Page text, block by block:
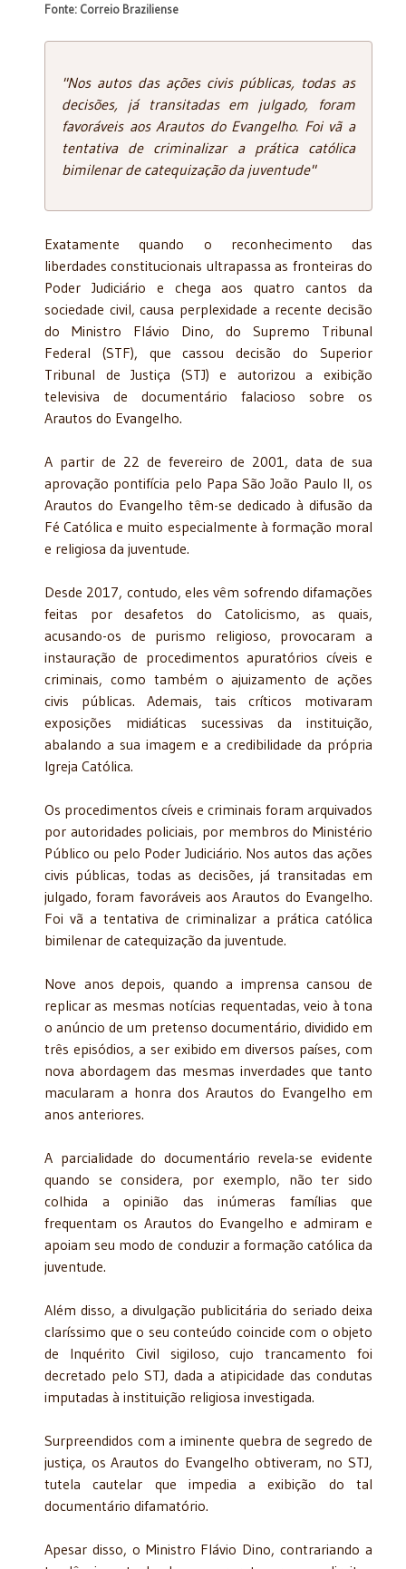
Fonte: Correio Braziliense
"Nos autos das ações civis públicas, todas as
decisões, já transitadas em julgado, foram
favoráveis aos Arautos do Evangelho. Foi vã a
tentativa de criminalizar a prática católica
bimilenar de catequização da juventude"
Exatamente quando o reconhecimento das
liberdades constitucionais ultrapassa as fronteiras do
Poder Judiciário e chega aos quatro cantos da
sociedade civil, causa perplexidade a recente decisão
do Ministro Flávio Dino, do Supremo Tribunal
Federal (STF), que cassou decisão do Superior
Tribunal de Justiça (STJ) e autorizou a exibição
televisiva de documentário falacioso sobre os
Arautos do Evangelho.
A partir de 22 de fevereiro de 2001, data de sua
aprovação pontifícia pelo Papa São João Paulo II, os
Arautos do Evangelho têm-se dedicado à difusão da
Fé Católica e muito especialmente à formação moral
e religiosa da juventude.
Desde 2017, contudo, eles vêm sofrendo difamações
feitas por desafetos do Catolicismo, as quais,
acusando-os de purismo religioso, provocaram a
instauração de procedimentos apuratórios cíveis e
criminais, como também o ajuizamento de ações
civis públicas. Ademais, tais críticos motivaram
exposições midiáticas sucessivas da instituição,
abalando a sua imagem e a credibilidade da própria
Igreja Católica.
Os procedimentos cíveis e criminais foram arquivados
por autoridades policiais, por membros do Ministério
Público ou pelo Poder Judiciário. Nos autos das ações
civis públicas, todas as decisões, já transitadas em
julgado, foram favoráveis aos Arautos do Evangelho.
Foi vã a tentativa de criminalizar a prática católica
bimilenar de catequização da juventude.
Nove anos depois, quando a imprensa cansou de
replicar as mesmas notícias requentadas, veio à tona
o anúncio de um pretenso documentário, dividido em
três episódios, a ser exibido em diversos países, com
nova abordagem das mesmas inverdades que tanto
macularam a honra dos Arautos do Evangelho em
anos anteriores.
A parcialidade do documentário revela-se evidente
quando se considera, por exemplo, não ter sido
colhida a opinião das inúmeras famílias que
frequentam os Arautos do Evangelho e admiram e
apoiam seu modo de conduzir a formação católica da
juventude.
Além disso, a divulgação publicitária do seriado deixa
claríssimo que o seu conteúdo coincide com o objeto
de Inquérito Civil sigiloso, cujo trancamento foi
decretado pelo STJ, dada a atipicidade das condutas
imputadas à instituição religiosa investigada.
Surpreendidos com a iminente quebra de segredo de
justiça, os Arautos do Evangelho obtiveram, no STJ,
tutela cautelar que impedia a exibição do tal
documentário difamatório.
Apesar disso, o Ministro Flávio Dino, contrariando a